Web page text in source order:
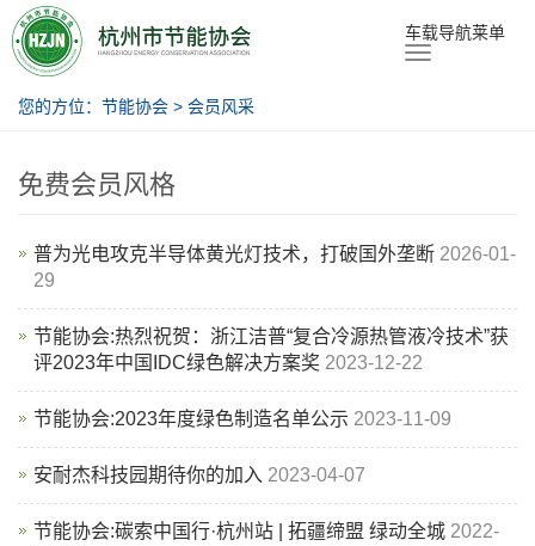
节能协会 车载导航莱单
您的方位： 节能协会 > 会员风采
免费会员风格
普为光电攻克半导体黄光灯技术，打破国外垄断 2026-01-
29
节能协会:热烈祝贺：浙江洁普“复合冷源热管液冷技术”获
评2023年中国IDC绿色解决方案奖 2023-12-22
节能协会:2023年度绿色制造名单公示 2023-11-09
安耐杰科技园期待你的加入 2023-04-07
节能协会:碳索中国行·杭州站 | 拓疆缔盟 绿动全城 2022-